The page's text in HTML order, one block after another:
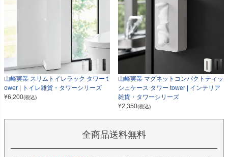
山崎実業 スリムトイレラック タワー t
ower | トイレ雑貨・タワーシリーズ
¥6,200(税込)
山崎実業 マグネットコンパクトティッ
シュケース タワー tower | インテリア
雑貨・タワーシリーズ
¥2,350(税込)
全商品送料無料